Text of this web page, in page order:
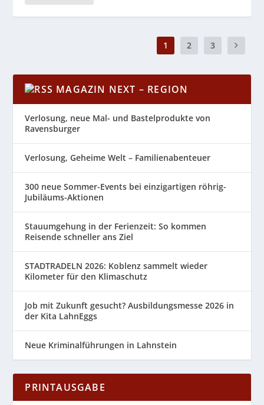
1 2 3
MAGAZIN NEXT – REGION
Verlosung, neue Mal- und Bastelprodukte von
Ravensburger
Verlosung, Geheime Welt – Familienabenteuer
300 neue Sommer-Events bei einzigartigen röhrig-
Jubiläums-Aktionen
Stauumgehung in der Ferienzeit: So kommen
Reisende schneller ans Ziel
STADTRADELN 2026: Koblenz sammelt wieder
Kilometer für den Klimaschutz
Job mit Zukunft gesucht? Ausbildungsmesse 2026 in
der Kita LahnEggs
Neue Kriminalführungen in Lahnstein
PRINTAUSGABE